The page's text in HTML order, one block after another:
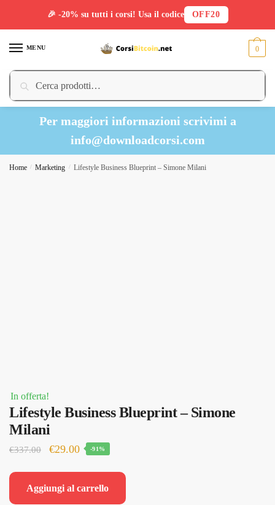
MENU
Cerca:
Cerca
0
Per maggiori informazioni scrivimi a
info@downloadcorsi.com
Home / Marketing / Lifestyle Business Blueprint – Simone Milani
In offerta!
Lifestyle Business Blueprint – Simone
Milani
€337.00
Il
originale
€29.00Il
-91%
Aggiungi al carrello
🎉 -20% su tutti i corsi! Usa il codice OFF20